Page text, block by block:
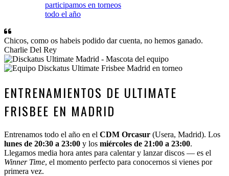
participamos en torneos
todo el año
Chicos, como os habeis podido dar cuenta, no hemos ganado.
Charlie Del Rey
ENTRENAMIENTOS DE ULTIMATE
FRISBEE EN MADRID
Entrenamos todo el año en el CDM Orcasur (Usera, Madrid). Los
lunes de 20:30 a 23:00 y los miércoles de 21:00 a 23:00.
Llegamos media hora antes para calentar y lanzar discos — es el
Winner Time, el momento perfecto para conocernos si vienes por
primera vez.